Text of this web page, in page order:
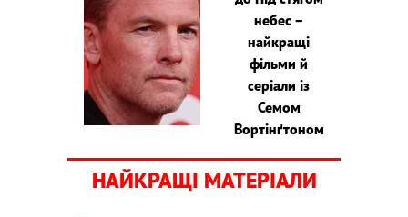
небес –
найкращі
фільми й
серіали із
Семом
Вортінґтоном
НАЙКРАЩІ МАТЕРІАЛИ